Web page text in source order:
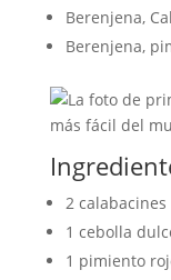
Berenjena,
Berenjena,
2
1 cebolla
1 pimiento